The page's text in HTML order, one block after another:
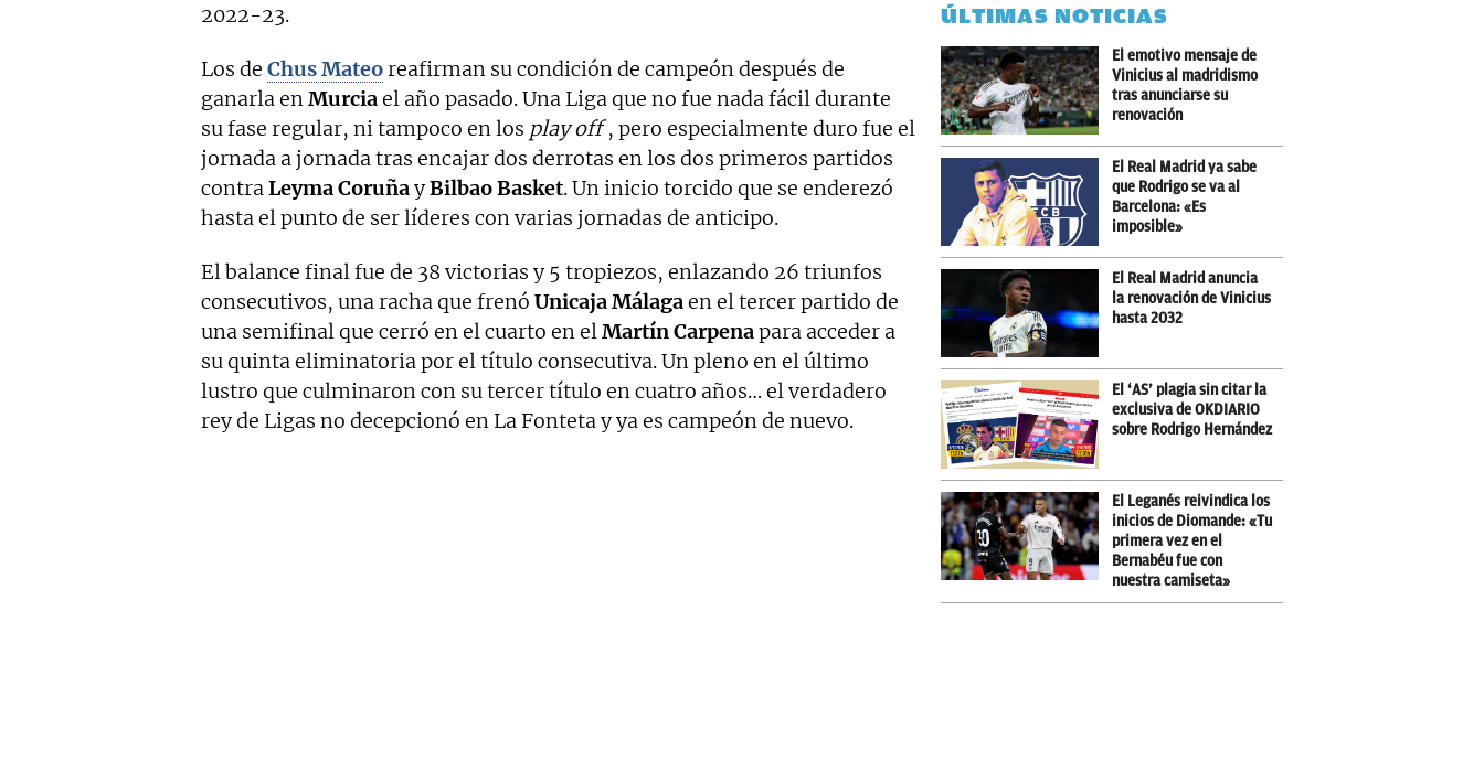
2022-23.
Los de Chus Mateoreafirman su condición de campeón después de
ganarla enMurciael año pasado. Una Liga que no fue nada fácil durante
su fase regular, ni tampoco en los play off , pero especialmente duro fue el
jornada a jornada tras encajar dos derrotas en los dos primeros partidos
contraLeyma CoruñayBilbao Basket. Un inicio torcido que se enderezó
hasta el punto de ser líderes con varias jornadas de anticipo.
El balance final fue de 38 victorias y 5 tropiezos, enlazando 26 triunfos
consecutivos, una racha que frenó Unicaja Málagaen el tercer partido de
una semifinal que cerró en el cuarto en elMartín Carpenapara acceder a
su quinta eliminatoria por el título consecutiva. Un pleno en el último
lustro que culminaron con su tercer título en cuatro años… el verdadero
rey de Ligas no decepcionó en La Fonteta y ya es campeón de nuevo.
ÚLTIMAS NOTICIAS
El emotivo mensaje de
Vinicius al madridismo
tras anunciarse su
renovación
El Real Madrid ya sabe
que Rodrigo se va al
Barcelona: «Es
imposible»
El Real Madrid anuncia
la renovación de Vinicius
hasta 2032
El ‘AS’ plagia sin citar la
exclusiva de OKDIARIO
sobre Rodrigo Hernández
El Leganés reivindica los
inicios de Diomande: «Tu
primera vez en el
Bernabéu fue con
nuestra camiseta»